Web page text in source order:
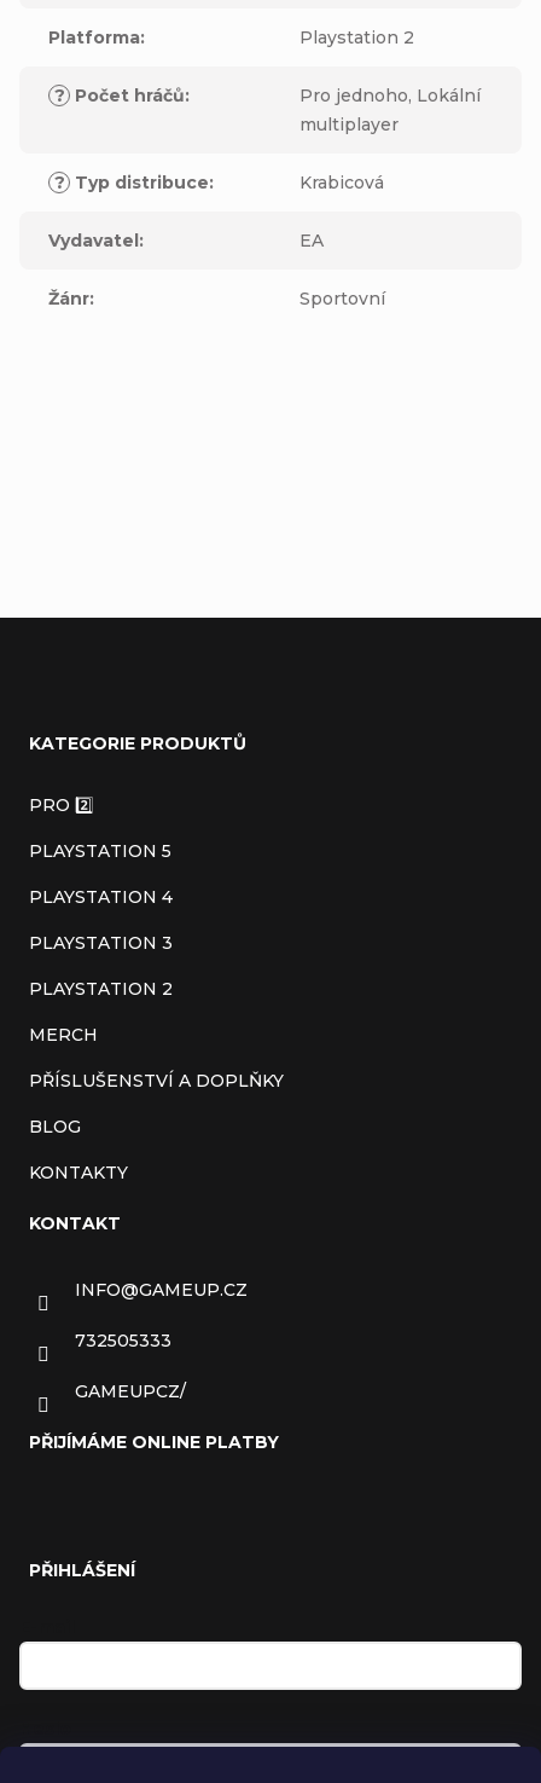
Platforma: Playstation 2
? Počet hráčů:
Pro jednoho, Lokální
multiplayer
? Typ distribuce: Krabicová
Vydavatel: EA
Žánr: Sportovní
KATEGORIE PRODUKTŮ
PRO 2️⃣
PLAYSTATION 5
PLAYSTATION 4
PLAYSTATION 3
PLAYSTATION 2
MERCH
PŘÍSLUŠENSTVÍ A DOPLŇKY
BLOG
KONTAKTY
KONTAKT
INFO@GAMEUP.CZ
732505333
GAMEUPCZ/
PŘIJÍMÁME ONLINE PLATBY
PŘIHLÁŠENÍ